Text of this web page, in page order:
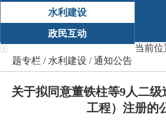
水利建设
政民互动
当前位
题专栏 /水利建设 /通知公告
关于拟同意董铁柱等9人二级
工程）注册的